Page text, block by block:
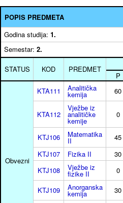
POPIS PREDMETA
Godina studija:1.
Semestar:2.
STATUS KOD PREDMET
P
Obvezni
KTA111 Analitička
kemija 60
KTA112
Vježbe iz
analitičke
kemije
0
KTJ106 Matematika
II 45
KTJ107
Fizika II 30
KTJ108
Vježbe iz
fizike II 0
KTJ109 Anorganska
kemija 30